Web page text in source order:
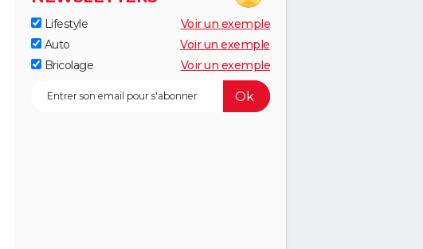
Lifestyle
Voir un exemple
Auto
Voir un exemple
Bricolage
Voir un exemple